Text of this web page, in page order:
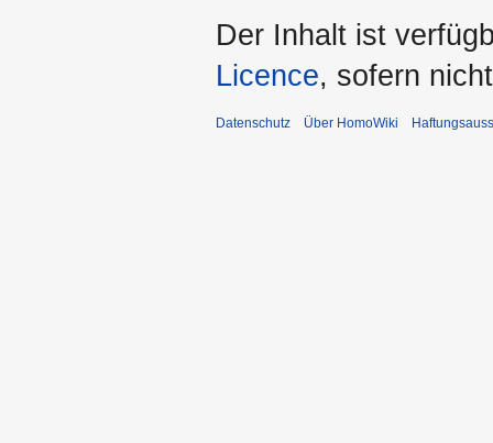
Der Inhalt ist
Licence, sofern
Datenschutz Über HomoWiki